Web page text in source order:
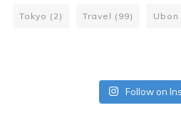
Tokyo (2) Travel (99) Ubon
Follow on